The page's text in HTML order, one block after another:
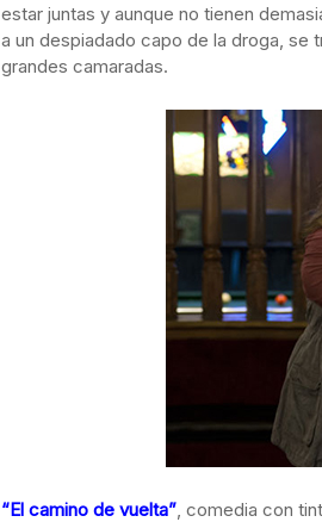
estar juntas y aunque no tienen
a un despiadado capo de la droga, se
grandes camaradas.
“El camino de vuelta”, comedia con